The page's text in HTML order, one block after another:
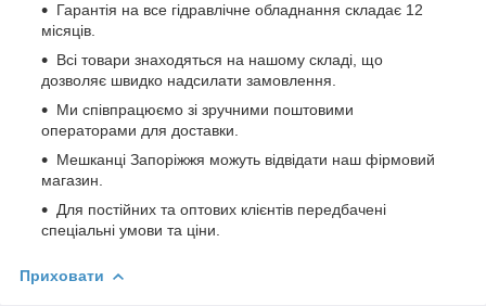
Гарантія на все гідравлічне обладнання складає 12
місяців.
Всі товари знаходяться на нашому складі, що
дозволяє швидко надсилати замовлення.
Ми співпрацюємо зі зручними поштовими
операторами для доставки.
Мешканці Запоріжжя можуть відвідати наш фірмовий
магазин.
Для постійних та оптових клієнтів передбачені
спеціальні умови та ціни.
Приховати